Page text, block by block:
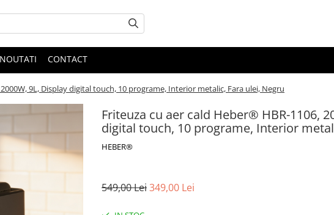
NOUTATI CONTACT
9L, Display digital touch, 10 programe, Interior metalic, Fara ulei, Negru
Friteuza cu aer cald Heber® HBR-1106,
digital touch, 10 programe, Interior
HEBER®
549,00 Lei349,00 Lei